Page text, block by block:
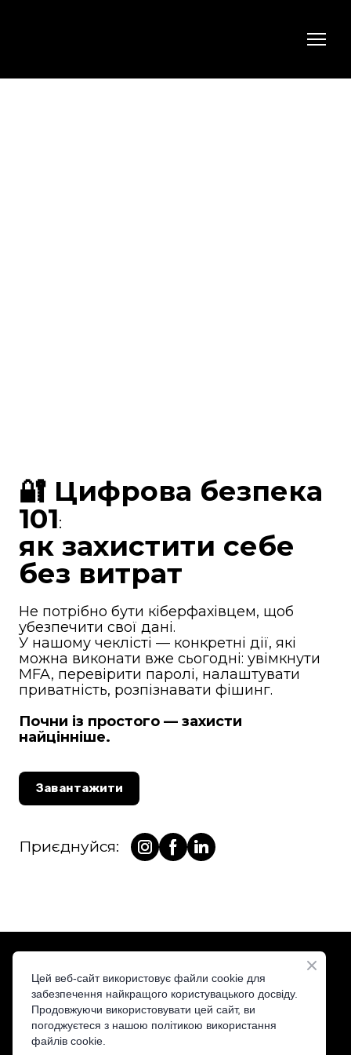
🔐 Цифрова безпека
101:
як захистити себе
без витрат
Не потрібно бути кіберфахівцем, щоб
убезпечити свої дані.
У нашому чеклісті — конкретні дії, які
можна виконати вже сьогодні: увімкнути
MFA, перевірити паролі, налаштувати
приватність, розпізнавати фішинг.
Почни із простого — захисти
найцінніше.
Завантажити
Приєднуйся:
ST&T — Your Trusted Distributor
Цей веб-сайт використовує файли cookie для
забезпечення найкращого користувацького досвіду.
Продовжуючи використовувати цей сайт, ви
погоджуєтеся з нашою політикою використання
файлів cookie.